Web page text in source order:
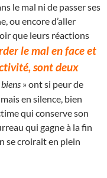
le mal ni de passer ses
ou encore d’aller
que leurs réactions
le mal en face et
sont deux
biens » ont si peur de
en silence, bien
qui conserve son
qui gagne à la fin
se croirait en plein